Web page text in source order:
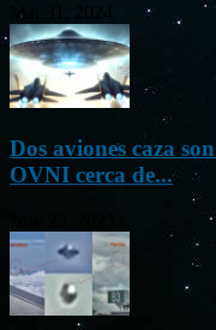
Mar 31, 2024
Dos aviones caza
OVNI cerca de...